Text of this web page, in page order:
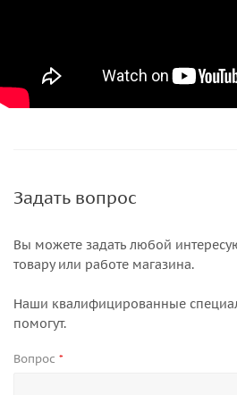
Задать вопрос
Вы можете задать любой
товару или работе магазина.
Наши квалифицированные
помогут.
Вопрос *